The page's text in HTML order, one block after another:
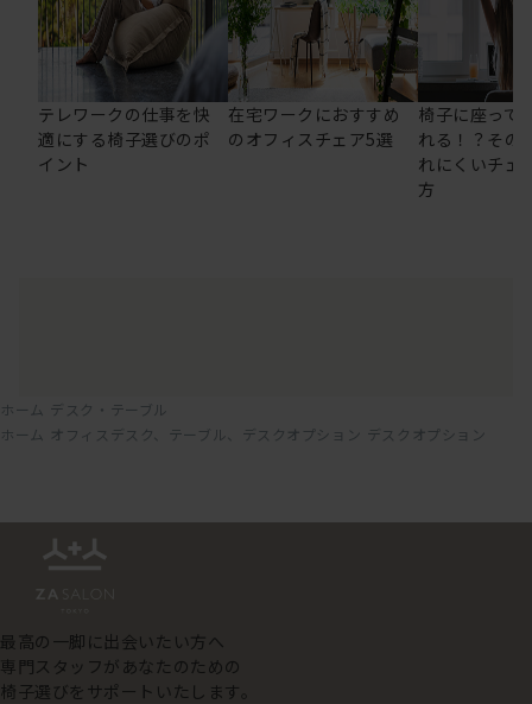
テレワークの仕事を快
適にする椅子選びのポ
イント
在宅ワークにおすすめ
のオフィスチェア5選
椅子に座って
れる！？その
れにくいチェ
方
ホーム デスク・テーブル
ホーム
オフィスデスク、テーブル、デスクオプション デスクオプション
最高の一脚に出会いたい方へ
専門スタッフがあなたのための
椅子選びをサポートいたします。